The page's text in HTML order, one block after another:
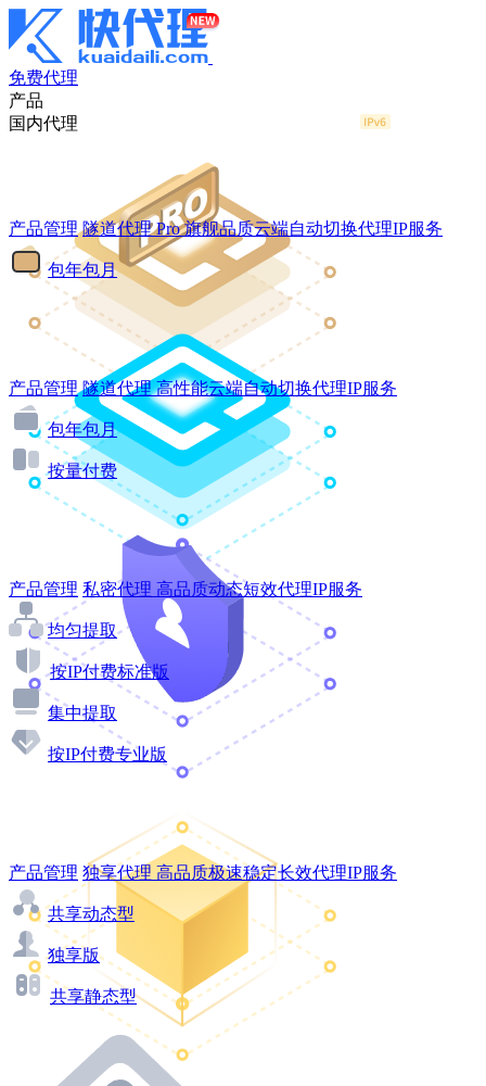
免费代理
产品
国内代理
产品管理 隧道代理Pro 旗舰品质云端自动切换代理IP服务
包年包月
产品管理 隧道代理 高性能云端自动切换代理IP服务
包年包月
按量付费
产品管理 私密代理 高品质动态短效代理IP服务
均匀提取
按IP付费标准版
集中提取
按IP付费专业版
产品管理 独享代理 高品质极速稳定长效代理IP服务
共享动态型
独享版
共享静态型